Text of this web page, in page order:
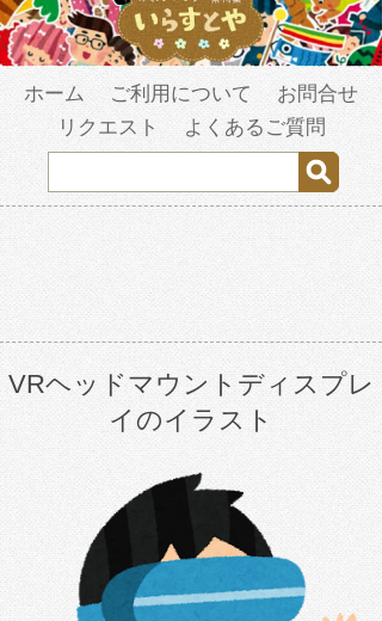
ホーム ご利用について
お問合せ
リクエスト
よくあるご質問
VRヘッドマウントディスプレ
イのイラスト